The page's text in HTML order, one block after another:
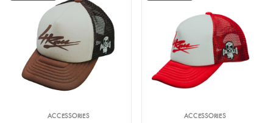
ACCESSORIES ACCESSORIES